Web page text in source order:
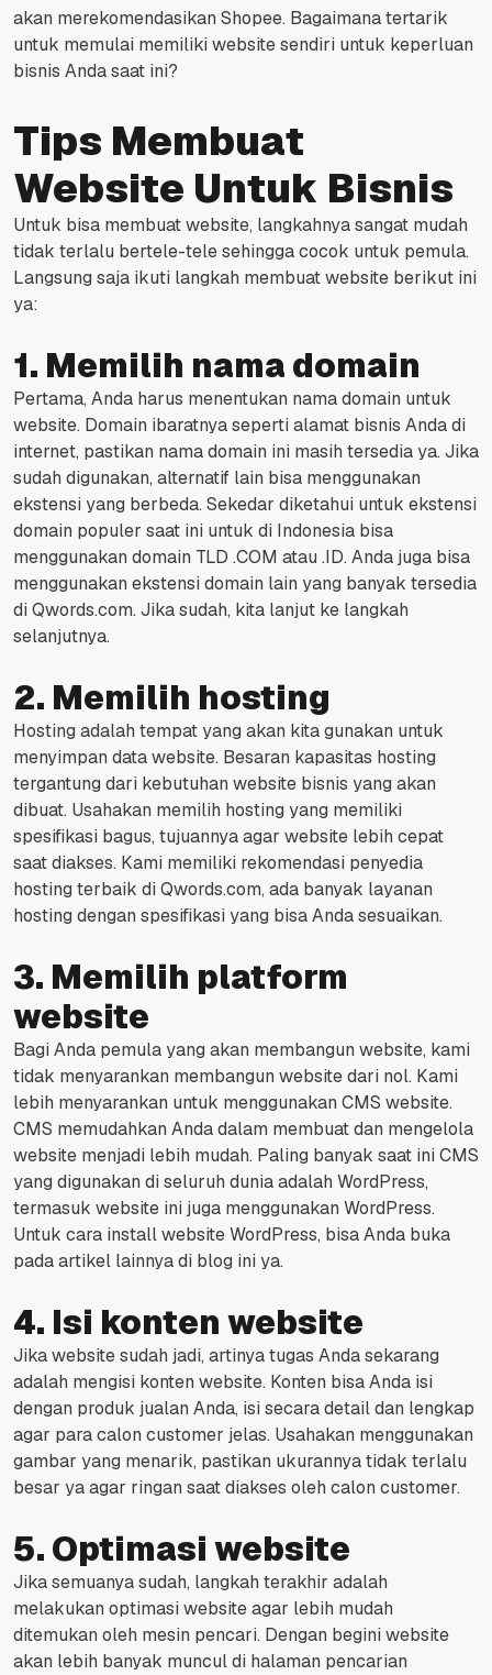
akan merekomendasikan Shopee. Bagaimana tertarik
untuk memulai memiliki website sendiri untuk keperluan
bisnis Anda saat ini?
Tips Membuat
Website Untuk Bisnis
Untuk bisa membuat website, langkahnya sangat mudah
tidak terlalu bertele-tele sehingga cocok untuk pemula.
Langsung saja ikuti langkah membuat website berikut ini
ya:
1. Memilih nama domain
Pertama, Anda harus menentukan nama domain untuk
website. Domain ibaratnya seperti alamat bisnis Anda di
internet, pastikan nama domain ini masih tersedia ya. Jika
sudah digunakan, alternatif lain bisa menggunakan
ekstensi yang berbeda. Sekedar diketahui untuk ekstensi
domain populer saat ini untuk di Indonesia bisa
menggunakan domain TLD .COM atau .ID. Anda juga bisa
menggunakan ekstensi domain lain yang banyak tersedia
di Qwords.com. Jika sudah, kita lanjut ke langkah
selanjutnya.
2. Memilih hosting
Hosting adalah tempat yang akan kita gunakan untuk
menyimpan data website. Besaran kapasitas hosting
tergantung dari kebutuhan website bisnis yang akan
dibuat. Usahakan memilih hosting yang memiliki
spesifikasi bagus, tujuannya agar website lebih cepat
saat diakses. Kami memiliki rekomendasi penyedia
hosting terbaik di Qwords.com, ada banyak layanan
hosting dengan spesifikasi yang bisa Anda sesuaikan.
3. Memilih platform
website
Bagi Anda pemula yang akan membangun website, kami
tidak menyarankan membangun website dari nol. Kami
lebih menyarankan untuk menggunakan CMS website.
CMS memudahkan Anda dalam membuat dan mengelola
website menjadi lebih mudah. Paling banyak saat ini CMS
yang digunakan di seluruh dunia adalah WordPress,
termasuk website ini juga menggunakan WordPress.
Untuk cara install website WordPress, bisa Anda buka
pada artikel lainnya di blog ini ya.
4. Isi konten website
Jika website sudah jadi, artinya tugas Anda sekarang
adalah mengisi konten website. Konten bisa Anda isi
dengan produk jualan Anda, isi secara detail dan lengkap
agar para calon customer jelas. Usahakan menggunakan
gambar yang menarik, pastikan ukurannya tidak terlalu
besar ya agar ringan saat diakses oleh calon customer.
5. Optimasi website
Jika semuanya sudah, langkah terakhir adalah
melakukan optimasi website agar lebih mudah
ditemukan oleh mesin pencari. Dengan begini website
akan lebih banyak muncul di halaman pencarian